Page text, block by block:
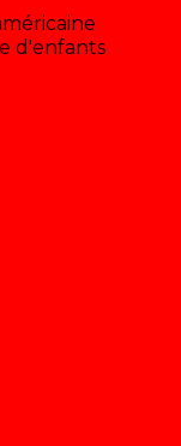
d'enfants